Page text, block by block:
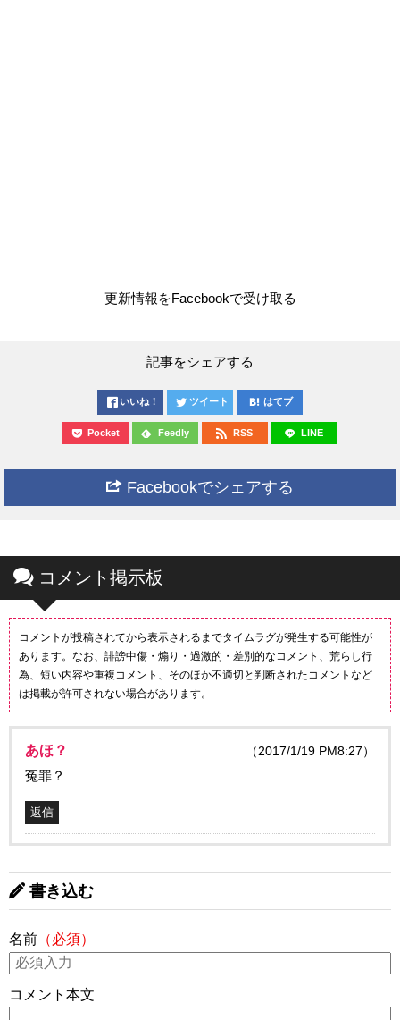
更新情報をFacebookで受け取る
記事をシェアする
いいね！ ツイート はてブ
Pocket Feedly RSS LINE
Facebookでシェアする
コメント掲示板
コメントが投稿されてから表示されるまでタイムラグが発生する可能性が
あります。なお、誹謗中傷・煽り・過激的・差別的なコメント、荒らし行
為、短い内容や重複コメント、そのほか不適切と判断されたコメントなど
は掲載が許可されない場合があります。
あほ？ （2017/1/19 PM8:27）
冤罪？
返信
書き込む
名前 （必須）
コメント本文